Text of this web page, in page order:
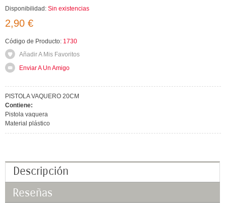
Disponibilidad: Sin existencias
2,90 €
Código de Producto: 1730
Añadir A Mis Favoritos
Enviar A Un Amigo
PISTOLA VAQUERO 20CM
Contiene:
Pistola vaquera
Material plástico
Descripción
Reseñas